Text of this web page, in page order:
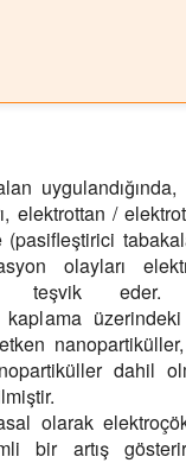
elektrottan /
olayları
teşvik eder.
dahil
olarak
bir artış